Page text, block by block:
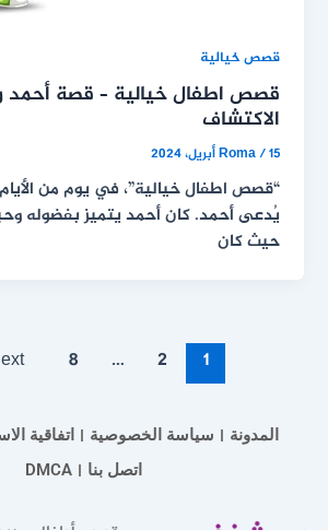
قصص خيالية
قصص اطفال خيالية – قصة أحمد
الاكتشاف
Roma/15 أبريل، 2024
“قصص اطفال خيالية”، في يوم من
يُدعى أحمد. كان أحمد يتميز بفضوله
حيث كان
1
2
…
8
المدونة سياسة الخصوصية اتفاقية
اتصل بنا
DMCA